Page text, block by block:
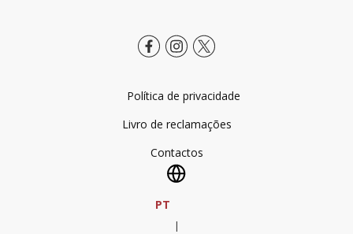
Política de privacidade
Livro de reclamações
Contactos
PT
|